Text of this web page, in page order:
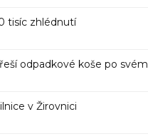
tisíc zhlédnutí
odpadkové koše po svém
v Žirovnici